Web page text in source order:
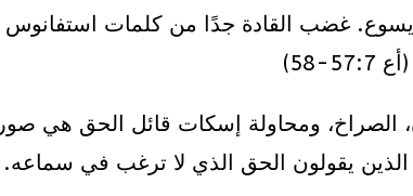
غضب القادة جدًا من كلمات استفانوس
58)
الصراخ، ومحاولة إسكات قائل الحق هي
يقولون الحق الذي لا ترغب في